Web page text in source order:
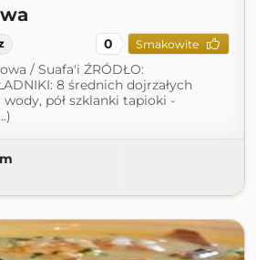
0 Smakowite
/ Suafa'i ŹRÓDŁO:
8 średnich dojrzałych
pół szklanki tapioki -